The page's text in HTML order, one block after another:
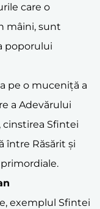
care o
mâini, sunt
poporului
pe o muceniță a
a Adevărului
cinstirea Sfintei
între Răsărit și
exemplul Sfintei